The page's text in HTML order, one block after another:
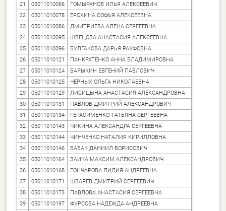
21
05011010066
ГОМЫРАНОВ ИЛЬЯ АЛЕКСЕЕВИЧ
22
05011010078
ЕРОХИНА СОФЬЯ АЛЕКСЕЕВНА
23
05011010086
ДМИТРИЕВА АЛЕНА СЕРГЕЕВНА
24
05011010095
ШВЕЦОВА АНАСТАСИЯ АЛЕКСЕЕВНА
25
05011010096
БУЛГАКОВА ДАРЬЯ РАУФОВНА
26
05011010121
ПАНКРАТЕНКО АННА ВЛАДИМИРОВНА
27
05011010124
БАРЫКИН ЕВГЕНИЙ ПАВЛОВИЧ
28
05011010125
ЧЕРНЫХ ОЛЬГА НИКОЛАЕВНА
29
05011010129
ЛИСИЦЫНА АНАСТАСИЯ АЛЕКСАНДРОВНА
30
05011010131
ПАВЛОВ ДМИТРИЙ АЛЕКСАНДРОВИЧ
31
05011010134
ГЕРАСИМЕНКО ТАТЬЯНА СЕРГЕЕВНА
32
05011010143
ЧИКИНА АЛЕКСАНДРА СЕРГЕЕВНА
33
05011010144
ЧИНЧЕНКО НАТАЛИЯ КИРИЛЛОВНА
34
05011010146
БАБАК ДАНИИЛ БОРИСОВИЧ
35
05011010164
ЗАИКА МАКСИМ АЛЕКСАНДРОВИЧ
36
05011010168
ГОНЧАРОВА ЛИДИЯ АНДРЕЕВНА
37
05011010171
ШВАРЕВ ДМИТРИЙ СЕРГЕЕВИЧ
38
05011010173
ПАВЛОВА АНАСТАСИЯ СЕРГЕЕВНА
39
05011010197
ФУРСОВА НАДЕЖДА АНДРЕЕВНА